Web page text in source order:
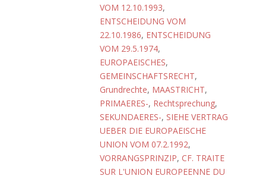
VOM 12.10.1993,
ENTSCHEIDUNG VOM
22.10.1986, ENTSCHEIDUNG
VOM 29.5.1974,
EUROPAEISCHES,
GEMEINSCHAFTSRECHT,
Grundrechte, MAASTRICHT,
PRIMAERES-, Rechtsprechung,
SEKUNDAERES-, SIEHE VERTRAG
UEBER DIE EUROPAEISCHE
UNION VOM 07.2.1992,
VORRANGSPRINZIP, CF. TRAITE
SUR L'UNION EUROPEENNE DU